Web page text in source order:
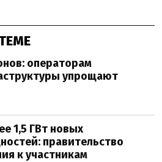
операторам
упрощают
1,5 ГВт новых
правительство
к участникам